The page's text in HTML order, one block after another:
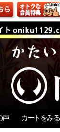
声 カートをみる